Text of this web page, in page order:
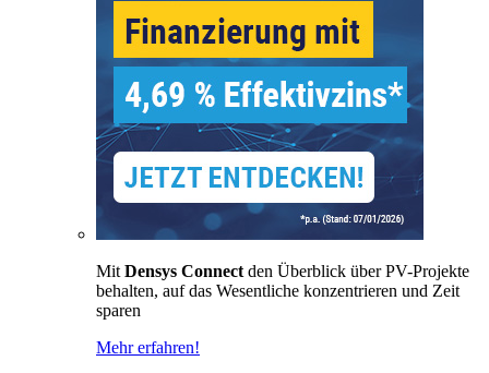
Mit Densys Connect den Überblick über PV-Projekte
behalten, auf das Wesentliche konzentrieren und Zeit
sparen
Mehr erfahren!